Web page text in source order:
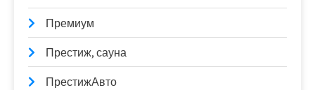
Премиум
Престиж, сауна
ПрестижАвто